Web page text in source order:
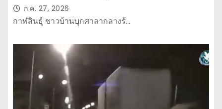
ก.ค. 27, 2026
กาฬสินธุ์ ชาวบ้านบุกศาลากลางร้…